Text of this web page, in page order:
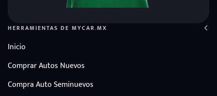
HERRAMIENTAS DE MYCAR.MX
Inicio
Comprar Autos Nuevos
Compra Auto Seminuevos